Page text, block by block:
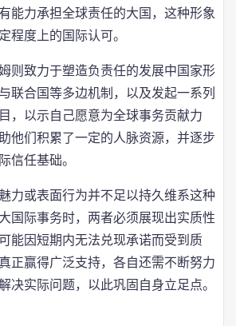
能力承担全球责任的大国，这种形象
程度上的国际认可。
则致力于塑造负责任的发展中国家形
联合国等多边机制，以及发起一系列
，以示自己愿意为全球事务贡献力
他们积累了一定的人脉资源，并逐步
信任基础。
力或表面行为并不足以持久维系这种
国际事务时，两者必须展现出实质性
能因短期内无法兑现承诺而受到质
正赢得广泛支持，各自还需不断努力
决实际问题，以此巩固自身立足点。